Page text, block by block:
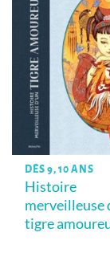
DÈS 9, 10 ANS
Histoire
merveilleuse
tigre